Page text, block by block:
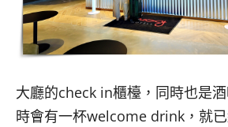
大廳的check in櫃檯，同時也是
時會有一杯welcome drink，就